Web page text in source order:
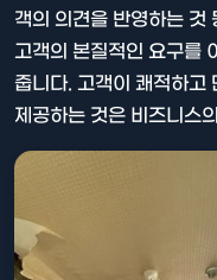
객의 의견을 반영하는 것
고객의 본질적인 요구를
줍니다. 고객이 쾌적하고
제공하는 것은 비즈니스